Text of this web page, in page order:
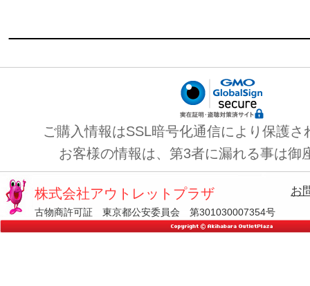
ご購入情報はSSL暗号化通信により保護さ
お客様の情報は、第3者に漏れる事は御
株式会社アウトレットプラザ
古物商許可証 東京都公安委員会 第301030007354号
お